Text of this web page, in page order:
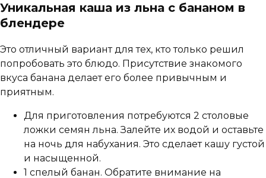
Уникальная каша из льна с бананом в
блендере
Это отличный вариант для тех, кто только решил
попробовать это блюдо. Присутствие знакомого
вкуса банана делает его более привычным и
приятным.
Для приготовления потребуются 2 столовые
ложки семян льна. Залейте их водой и оставьте
на ночь для набухания. Это сделает кашу густой
и насыщенной.
1 спелый банан. Обратите внимание на